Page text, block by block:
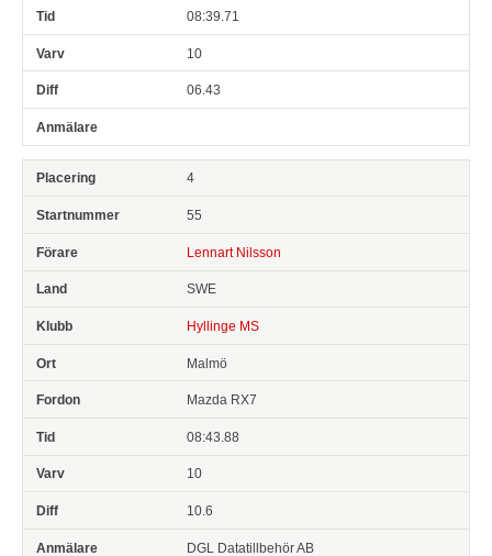
08:39.71
10
06.43
4
55
Lennart Nilsson
SWE
Hyllinge MS
Malmö
Mazda RX7
08:43.88
10
10.6
DGL Datatillbehör AB